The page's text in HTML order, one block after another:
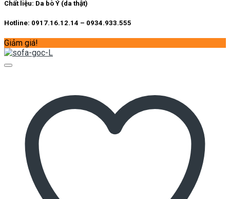
Chất liệu: Da bò Ý (da thật)
Hotline: 0917.16.12.14 – 0934.933.555
Giảm giá!